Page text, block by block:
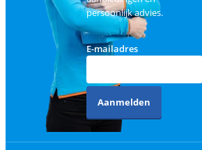
persoonlijk advies.
E-mailadres
Aanmelden